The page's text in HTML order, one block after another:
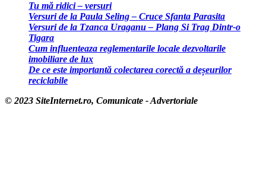
Tu mă ridici – versuri
Versuri de la Paula Seling – Cruce Sfanta Parasita
Versuri de la Tzanca Uraganu – Plang Si Trag Dintr-o
Tigara
Cum influenteaza reglementarile locale dezvoltarile
imobiliare de lux
De ce este importantă colectarea corectă a deșeurilor
reciclabile
© 2023 SiteInternet.ro, Comunicate - Advertoriale